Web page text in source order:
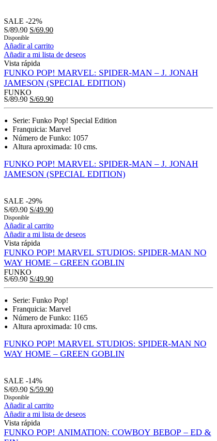
SALE -22%
S/89.90 S/69.90
Disponible
Añadir al carrito
Añadir a mi lista de deseos
Vista rápida
FUNKO POP! MARVEL: SPIDER-MAN – J. JONAH
JAMESON (SPECIAL EDITION)
FUNKO
S/89.90 S/69.90
Serie: Funko Pop! Special Edition
Franquicia: Marvel
Número de Funko: 1057
Altura aproximada: 10 cms.
FUNKO POP! MARVEL: SPIDER-MAN – J. JONAH
JAMESON (SPECIAL EDITION)
SALE -29%
S/69.90 S/49.90
Disponible
Añadir al carrito
Añadir a mi lista de deseos
Vista rápida
FUNKO POP! MARVEL STUDIOS: SPIDER-MAN NO
WAY HOME – GREEN GOBLIN
FUNKO
S/69.90 S/49.90
Serie: Funko Pop!
Franquicia: Marvel
Número de Funko: 1165
Altura aproximada: 10 cms.
FUNKO POP! MARVEL STUDIOS: SPIDER-MAN NO
WAY HOME – GREEN GOBLIN
SALE -14%
S/69.90 S/59.90
Disponible
Añadir al carrito
Añadir a mi lista de deseos
Vista rápida
FUNKO POP! ANIMATION: COWBOY BEBOP – ED &